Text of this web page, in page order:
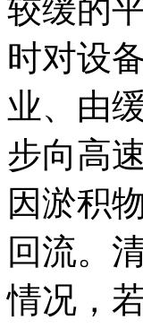
较缓的
时对设
业、由
步向高
因淤积
回流。
情况，